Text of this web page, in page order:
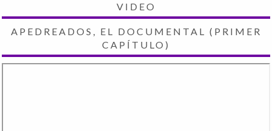
VIDEO
APEDREADOS, EL DOCUMENTAL (PRIMER
CAPÍTULO)